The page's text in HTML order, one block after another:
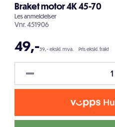
Braket motor 4K 45-70
Lesanmeldelser
Vnr.451906
49,-39,- ekskl. mva. Pris ekskl. frakt